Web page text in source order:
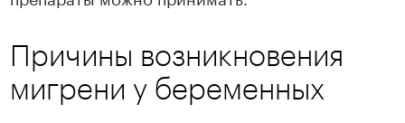
Причины возникновения
мигрени у беременных